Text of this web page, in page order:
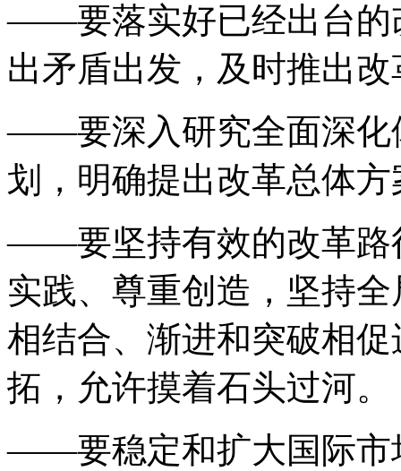
——要落实好已经出台的
出矛盾出发，及时推出
——要深入研究全面深化
划，明确提出改革总体
——要坚持有效的改革路
实践、尊重创造，坚持
相结合、渐进和突破相
拓，允许摸着石头过河。
——要稳定和扩大国际市